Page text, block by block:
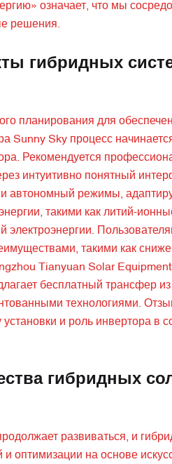
означает, что мы
решения.
гибридных
планирования для
Sunny Sky процесс
Рекомендуется
интуитивно понятный
и автономный режимы,
такими как литий-
такими как
Tianyuan Solar
бесплатный трансфер
технологиями.
и роль инвертора в
гибридных
развиваться, и
оптимизации на основе